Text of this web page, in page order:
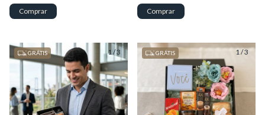
1/3
GRÁTIS 1/3
GRÁTIS